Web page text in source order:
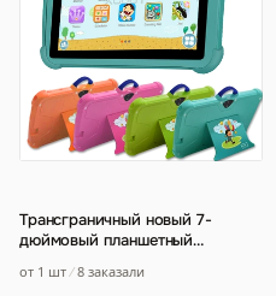
Трансграничный новый 7-
дюймовый планшетный
от 1 шт 8 заказали